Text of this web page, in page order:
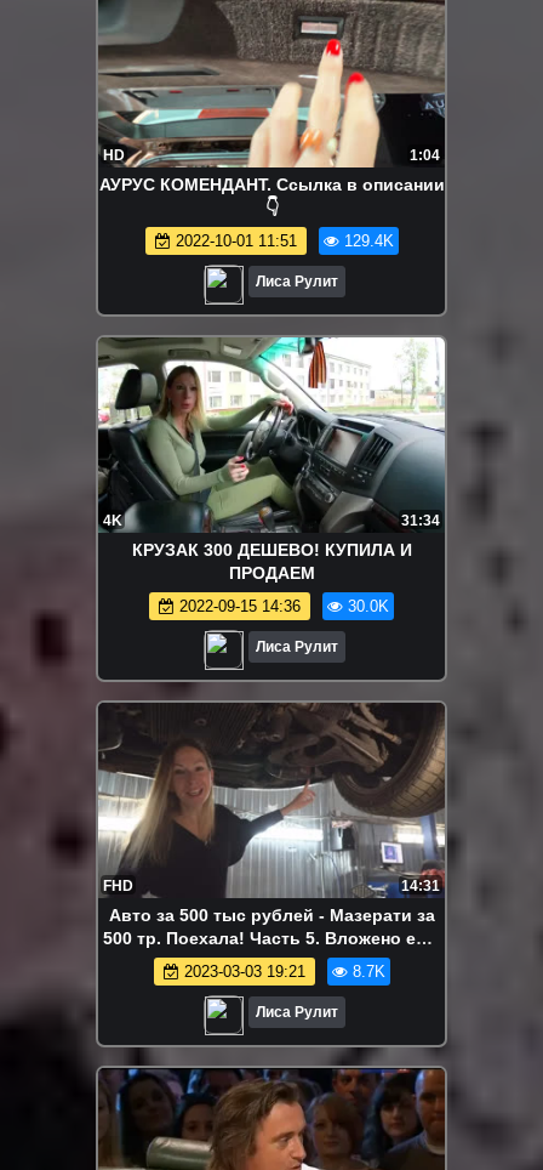
HD 1:04
АУРУС КОМЕНДАНТ. Ссылка в описании
👇
2022-10-01 11:51 129.4K
Лиса Рулит
4K 31:34
КРУЗАК 300 ДЕШЕВО! КУПИЛА И
ПРОДАЕМ
2022-09-15 14:36 30.0K
Лиса Рулит
FHD 14:31
Авто за 500 тыс рублей - Мазерати за
500 тр. Поехала! Часть 5. Вложено еще
500. Лиса рулит. Елена Лисовская
2023-03-03 19:21 8.7K
Лиса Рулит